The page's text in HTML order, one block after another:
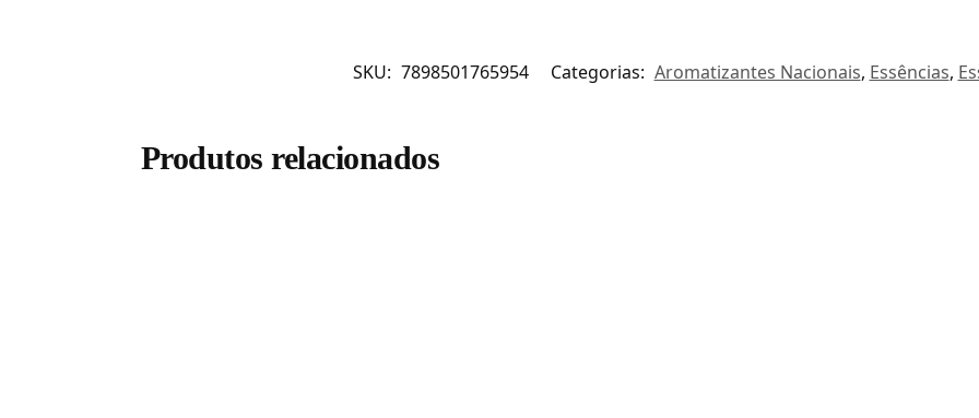
SKU: 7898501765954 Categorias: Aromatizantes Nacionais, Essências,
Produtos relacionados